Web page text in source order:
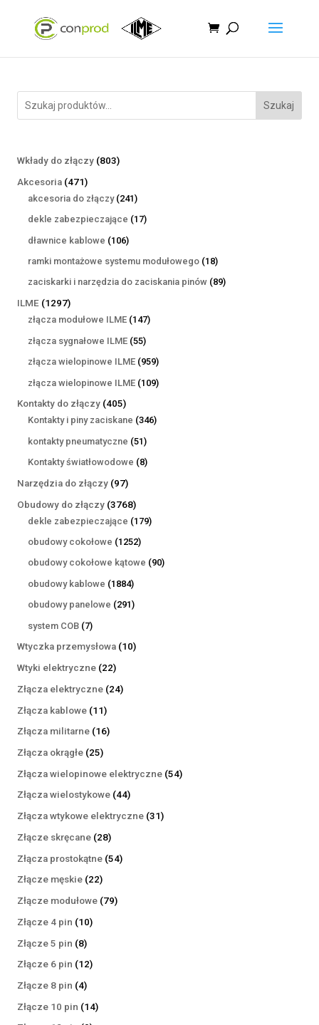
Szukaj
Wkłady do złączy 803803
Akcesoria 471471
produktów
akcesoria do złączy 241241
produktów
dekle zabezpieczające 1717
dławnice kablowe 106106
produktów
ramki montażowe systemu modułowego 1818
produktów
zaciskarki i narzędzia do zaciskania pinów 8989
ILME 12971297
produktów
złącza modułowe ILME 147147
złącza sygnałowe ILME 5555
produktów
złącza wielopinowe ILME 959959
produktów
złącza wielopinowe ILME 109109
Kontakty do złączy 405405
produktów
Kontakty i piny zaciskane 346346
kontakty pneumatyczne 5151
produktów
Kontakty światłowodowe 88
Narzędzia do złączy 9797
produktów
Obudowy do złączy 37683768
produktów
dekle zabezpieczające 179179
obudowy cokołowe 12521252
produkty
obudowy cokołowe kątowe 9090
obudowy kablowe 18841884
produkty
obudowy panelowe 291291
system COB 77
produktów
Wtyczka przemysłowa 1010
Wtyki elektryczne 2222
produkty
Złącza elektryczne 2424
Złącza kablowe 1111
produktów
Złącza militarne 1616
Złącza okrągłe 2525
produktów
Złącza wielopinowe elektryczne 5454
Złącza wielostykowe 4444
produkty
Złącza wtykowe elektryczne 3131
Złącze skręcane 2828
produktów
Złącza prostokątne 5454
Złącze męskie 2222
produkty
Złącze modułowe 7979
Złącze 4 pin 1010
Złącze 5 pin 88
produktów
Złącze 6 pin 1212
Złącze 8 pin 44
produkty
Złącze 10 pin 1414